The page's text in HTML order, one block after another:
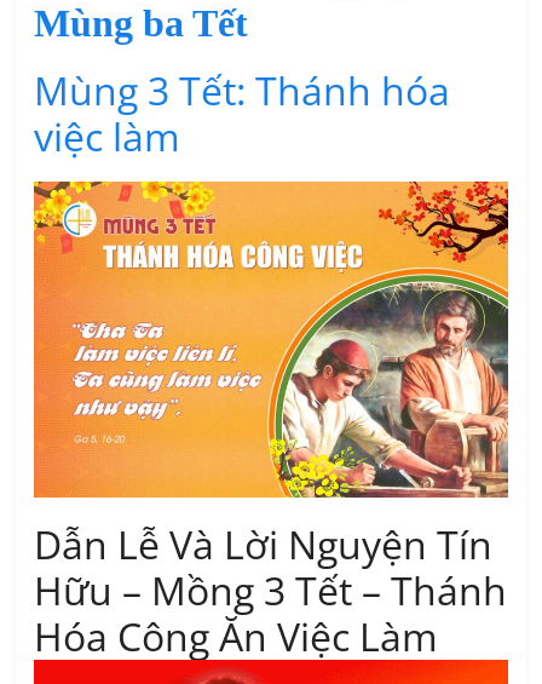
Mùng ba Tết
Mùng 3 Tết: Thánh hóa
việc làm
Dẫn Lễ Và Lời Nguyện Tín
Hữu – Mồng 3 Tết – Thánh
Hóa Công Ăn Việc Làm